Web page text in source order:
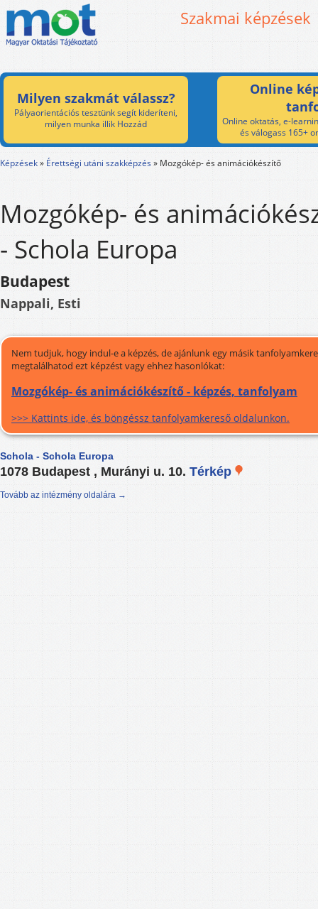
Szakmai képzések
Milyen szakmát válassz?
Pályaorientációs tesztünk segít kideríteni,
milyen munka illik Hozzád
Online
Online oktatás, e-
és válogass 165+
Képzések» Érettségi utáni szakképzés» Mozgókép- és animációkészítő
Mozgókép- és
- Schola Europa
Budapest
Nappali, Esti
Nem tudjuk, hogy indul-e a képzés, de ajánlunk egy másik
megtalálhatod ezt képzést vagy ehhez hasonlókat:
Mozgókép- és animációkészítő - képzés, tanfolyam
>>> Kattints ide, és böngéssz tanfolyamkereső oldalunkon.
Schola - Schola Europa
1078 Budapest , Murányi u. 10. Térkép
Tovább az intézmény oldalára →